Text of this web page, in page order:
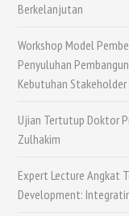
Berkelanjutan
Workshop Model
Penyuluhan
Kebutuhan Stakeholder
Ujian Tertutup Doktor
Zulhakim
Expert Lecture Angkat
Development: